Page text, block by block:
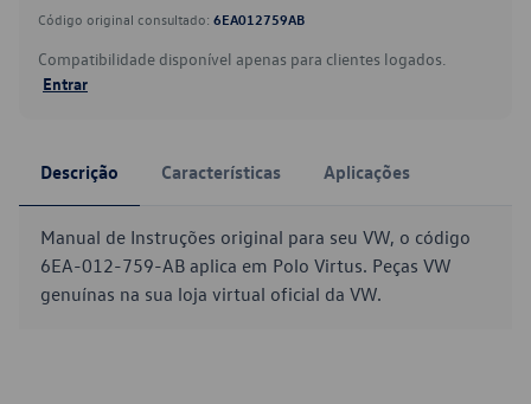
Código original consultado: 6EA012759AB
Compatibilidade disponível apenas para clientes logados.
Entrar
Descrição Características Aplicações
Manual de Instruções original para seu VW, o código
6EA-012-759-AB aplica em Polo Virtus. Peças VW
genuínas na sua loja virtual oficial da VW.